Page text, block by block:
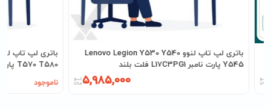
باتری لپ تاپ لنوو Lenovo Legion Y530 Y540
Y545 پارت نامبر L17C3PG1 فلت بلند
5,985,000
T570 T580 پارت نامبر 01AV424
ناموجود